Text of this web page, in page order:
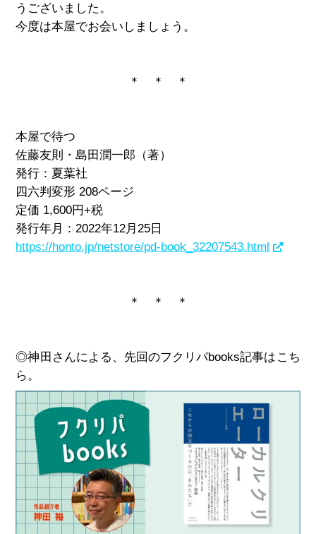
うございました。
今度は本屋でお会いしましょう。
＊ ＊ ＊
本屋で待つ
佐藤友則・島田潤一郎（著）
発行：夏葉社
四六判変形 208ページ
定価 1,600円+税
発行年月：2022年12月25日
https://honto.jp/netstore/pd-book_32207543.html
＊ ＊ ＊
◎神田さんによる、先回のフクリパbooks記事はこち
ら。